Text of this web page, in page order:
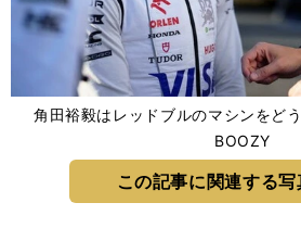
角田裕毅はレッドブルのマシンを
BOOZY
この記事に関連する